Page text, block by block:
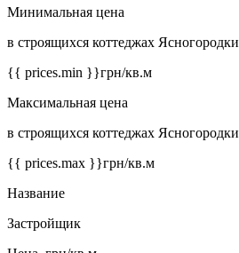
Минимальная цена
в строящихся коттеджах Ясногородки
{{ prices.min }}грн/кв.м
Максимальная цена
в строящихся коттеджах Ясногородки
{{ prices.max }}грн/кв.м
Название
Застройщик